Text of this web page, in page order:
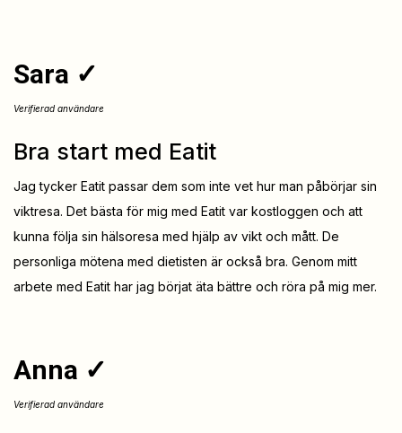
Sara ✓
Verifierad användare
Bra start med Eatit
Jag tycker Eatit passar dem som inte vet hur man påbörjar sin
viktresa. Det bästa för mig med Eatit var kostloggen och att
kunna följa sin hälsoresa med hjälp av vikt och mått. De
personliga mötena med dietisten är också bra. Genom mitt
arbete med Eatit har jag börjat äta bättre och röra på mig mer.
Anna ✓
Verifierad användare